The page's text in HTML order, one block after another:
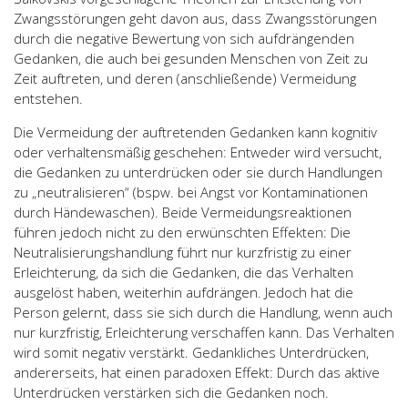
Zwangsstörungen geht davon aus, dass Zwangsstörungen
durch die negative Bewertung von sich aufdrängenden
Gedanken, die auch bei gesunden Menschen von Zeit zu
Zeit auftreten, und deren (anschließende) Vermeidung
entstehen.
Die Vermeidung der auftretenden Gedanken kann kognitiv
oder verhaltensmäßig geschehen: Entweder wird versucht,
die Gedanken zu unterdrücken oder sie durch Handlungen
zu „neutralisieren“ (bspw. bei Angst vor Kontaminationen
durch Händewaschen). Beide Vermeidungsreaktionen
führen jedoch nicht zu den erwünschten Effekten: Die
Neutralisierungshandlung führt nur kurzfristig zu einer
Erleichterung, da sich die Gedanken, die das Verhalten
ausgelöst haben, weiterhin aufdrängen. Jedoch hat die
Person gelernt, dass sie sich durch die Handlung, wenn auch
nur kurzfristig, Erleichterung verschaffen kann. Das Verhalten
wird somit negativ verstärkt. Gedankliches Unterdrücken,
andererseits, hat einen paradoxen Effekt: Durch das aktive
Unterdrücken verstärken sich die Gedanken noch.